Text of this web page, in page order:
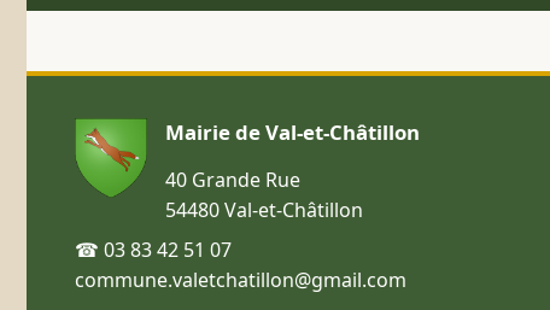
Mairie de Val-et-Châtillon
40 Grande Rue
54480 Val-et-Châtillon
☎ 03 83 42 51 07
commune.valetchatillon@gmail.com